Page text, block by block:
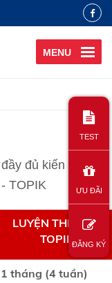
MENU
đủ kiến thức
TOPIK
LUYỆN THI EPS -
TOPIK
1 tháng (4 tuần)
TEST
ƯU ĐÃI
ĐĂNG KÝ